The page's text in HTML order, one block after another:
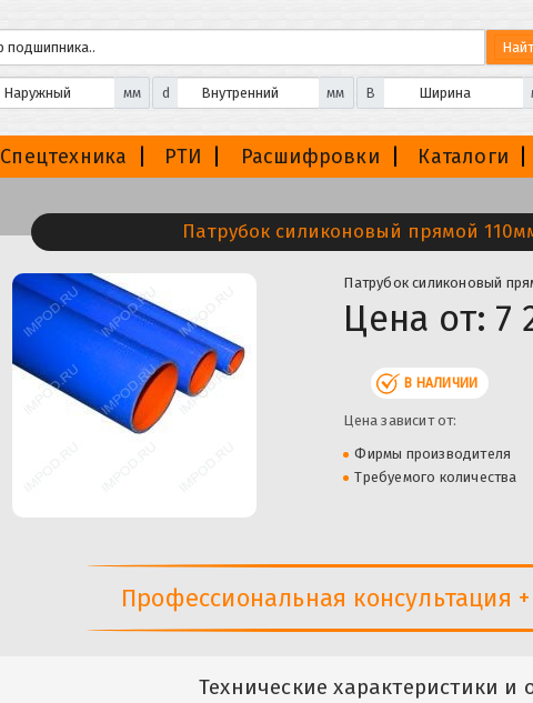
мм d мм B
Спецтехника РТИ Расшифровки Каталоги
Патрубок силиконовый прямой
Патрубок силиконовый
Цена от: 7
В НАЛИЧИИ
Цена зависит от:
Фирмы производителя
Требуемого количества
Профессиональная консультация +
Технические характеристики и